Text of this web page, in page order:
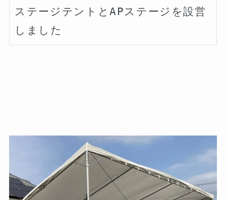
ステージテントとAPステージを設営